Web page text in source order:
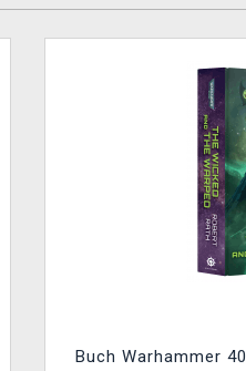
Buch Warhammer